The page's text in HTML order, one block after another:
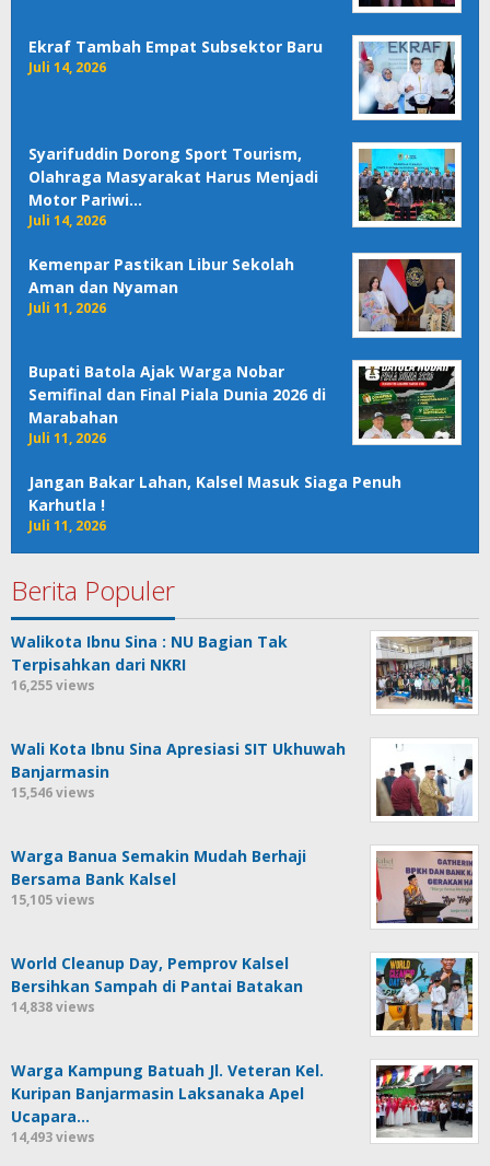
Ekraf Tambah Empat Subsektor Baru
Juli 14, 2026
Syarifuddin Dorong Sport Tourism,
Olahraga Masyarakat Harus Menjadi
Motor Pariwi…
Juli 14, 2026
Kemenpar Pastikan Libur Sekolah
Aman dan Nyaman
Juli 11, 2026
Bupati Batola Ajak Warga Nobar
Semifinal dan Final Piala Dunia 2026 di
Marabahan
Juli 11, 2026
Jangan Bakar Lahan, Kalsel Masuk Siaga Penuh
Karhutla !
Juli 11, 2026
Berita Populer
Walikota Ibnu Sina : NU Bagian Tak
Terpisahkan dari NKRI
16,255 views
Wali Kota Ibnu Sina Apresiasi SIT Ukhuwah
Banjarmasin
15,546 views
Warga Banua Semakin Mudah Berhaji
Bersama Bank Kalsel
15,105 views
World Cleanup Day, Pemprov Kalsel
Bersihkan Sampah di Pantai Batakan
14,838 views
Warga Kampung Batuah Jl. Veteran Kel.
Kuripan Banjarmasin Laksanaka Apel
Ucapara…
14,493 views